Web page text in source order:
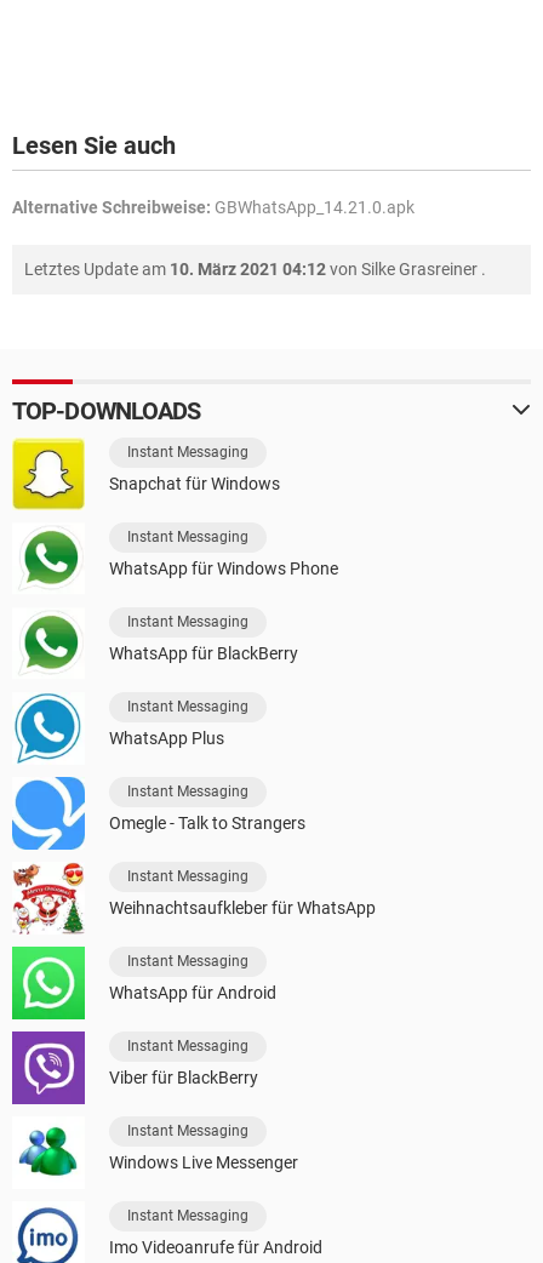
Lesen Sie auch
Alternative Schreibweise: GBWhatsApp_14.21.0.apk
Letztes Update am 10. März 2021 04:12von Silke Grasreiner .
TOP-DOWNLOADS
Instant Messaging
Snapchat für Windows
Instant Messaging
WhatsApp für Windows Phone
Instant Messaging
WhatsApp für BlackBerry
Instant Messaging
WhatsApp Plus
Instant Messaging
Omegle - Talk to Strangers
Instant Messaging
Weihnachtsaufkleber für WhatsApp
Instant Messaging
WhatsApp für Android
Instant Messaging
Viber für BlackBerry
Instant Messaging
Windows Live Messenger
Instant Messaging
Imo Videoanrufe für Android